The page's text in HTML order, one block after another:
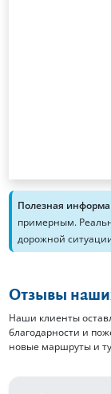
Полезная
примерным.
дорожной
Отзывы
Наши клиенты
благодарности и
новые маршруты и